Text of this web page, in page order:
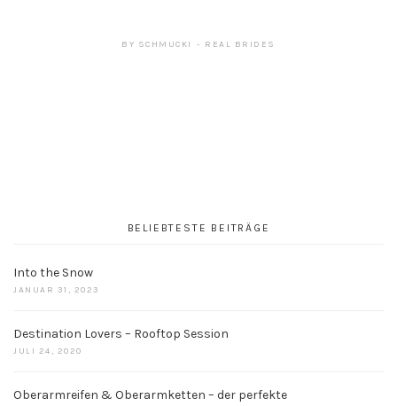
BY SCHMUCKI REAL BRIDES
BELIEBTESTE BEITRÄGE
Into the Snow
JANUAR 31, 2023
Destination Lovers – Rooftop Session
JULI 24, 2020
Oberarmreifen & Oberarmketten – der perfekte